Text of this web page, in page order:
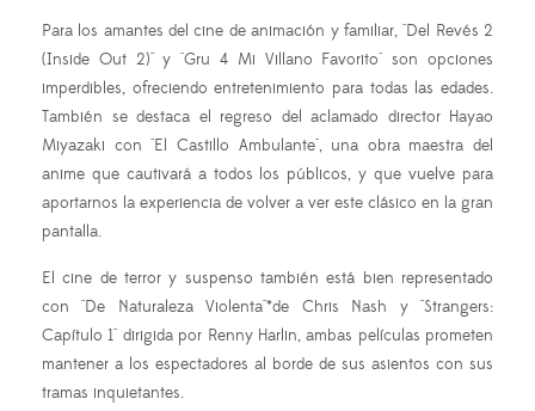
Para los amantes del cine de animación y familiar, "Del Revés 2
(Inside Out 2)" y "Gru 4 Mi Villano Favorito" son opciones
imperdibles, ofreciendo entretenimiento para todas las edades.
También se destaca el regreso del aclamado director Hayao
Miyazaki con "El Castillo Ambulante", una obra maestra del
anime que cautivará a todos los públicos, y que vuelve para
aportarnos la experiencia de volver a ver este clásico en la gran
pantalla.
El cine de terror y suspenso también está bien representado
con "De Naturaleza Violenta"*de Chris Nash y "Strangers:
Capítulo 1" dirigida por Renny Harlin, ambas películas prometen
mantener a los espectadores al borde de sus asientos con sus
tramas inquietantes.